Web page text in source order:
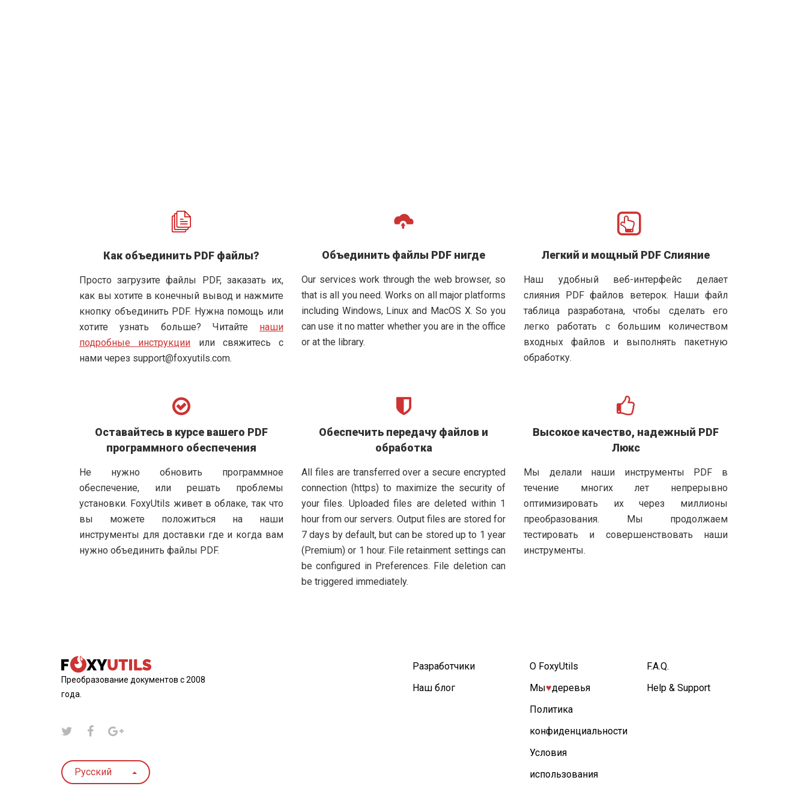
Как объединить PDF файлы?
Просто загрузите файлы PDF, заказать их,
как вы хотите в конечный вывод и нажмите
кнопку объединить PDF. Нужна помощь или
хотите узнать больше? Читайте наши
подробные инструкции или свяжитесь с
нами через support@foxyutils.com.
Объединить файлы PDF нигде
Our services work through the web browser, so
that is all you need. Works on all major platforms
including Windows, Linux and MacOS X. So you
can use it no matter whether you are in the office
or at the library.
Легкий и мощный PDF Слияние
Наш удобный веб-интерфейс делает
слияния PDF файлов ветерок. Наши файл
таблица разработана, чтобы сделать его
легко работать с большим количеством
входных файлов и выполнять пакетную
обработку.
Оставайтесь в курсе вашего PDF
программного обеспечения
Не нужно обновить программное
обеспечение, или решать проблемы
установки. FoxyUtils живет в облаке, так что
вы можете положиться на наши
инструменты для доставки где и когда вам
нужно объединить файлы PDF.
Обеспечить передачу файлов и
обработка
All files are transferred over a secure encrypted
connection (https) to maximize the security of
your files. Uploaded files are deleted within 1
hour from our servers. Output files are stored for
7 days by default, but can be stored up to 1 year
(Premium) or 1 hour. File retainment settings can
be configured in Preferences. File deletion can
be triggered immediately.
Высокое качество, надежный PDF
Люкс
Мы делали наши инструменты PDF в
течение многих лет непрерывно
оптимизировать их через миллионы
преобразования. Мы продолжаем
тестировать и совершенствовать наши
инструменты.
Преобразование документов с 2008
года.
Русский
Разработчики
Наш блог
О FoxyUtils
Мы♥︎деревья
Политика
конфиденциальности
Условия
использования
F.A.Q.
Help & Support